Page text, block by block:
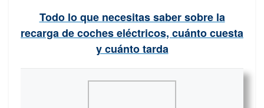
Todo lo que necesitas saber sobre la
recarga de coches eléctricos, cuánto cuesta
y cuánto tarda